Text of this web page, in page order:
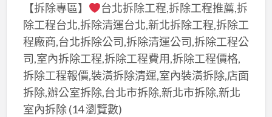
【拆除專區】
台北拆除工程,拆除工程推薦,拆
除工程台北,拆除清運台北,新北拆除工程,拆除工
程廠商,台北拆除公司,拆除清運公司,拆除工程公
司,室內拆除工程,拆除工程費用,拆除工程價格,
拆除工程報價,裝潢拆除清運,室內裝潢拆除,店面
拆除,辦公室拆除,台北市拆除,新北市拆除,新北
室內拆除(14 瀏覽數)